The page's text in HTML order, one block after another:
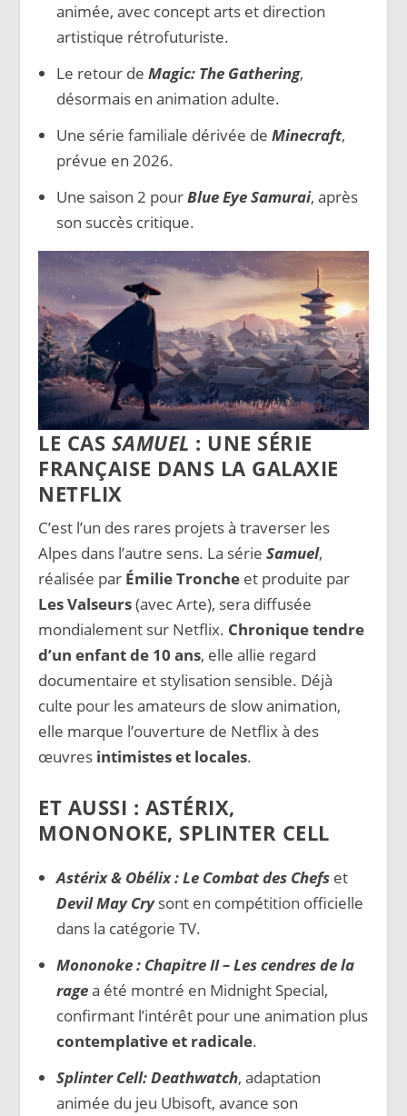
animée, avec concept arts et direction
artistique rétrofuturiste.
Le retour de Magic: The Gathering,
désormais en animation adulte.
Une série familiale dérivée de Minecraft,
prévue en 2026.
Une saison 2 pourBlue Eye Samurai, après
son succès critique.
LE CAS SAMUEL : UNE SÉRIE
FRANÇAISE DANS LA GALAXIE
NETFLIX
C’est l’un des rares projets à traverser les
Alpes dans l’autre sens. La sérieSamuel,
réalisée par Émilie Tronche et produite par
Les Valseurs(avec Arte), sera diffusée
mondialement sur Netflix. Chronique tendre
d’un enfant de 10 ans, elle allie regard
documentaire et stylisation sensible. Déjà
culte pour les amateurs de slow animation,
elle marque l’ouverture de Netflix à des
œuvres intimistes et locales.
ET AUSSI : ASTÉRIX,
MONONOKE, SPLINTER CELL
Astérix & Obélix : Le Combat des Chefset
Devil May Crysont en compétition officielle
dans la catégorie TV.
Mononoke : Chapitre II – Les cendres de la
ragea été montré en Midnight Special,
confirmant l’intérêt pour une animation plus
contemplative et radicale.
Splinter Cell: Deathwatch, adaptation
animée du jeu Ubisoft, avance son